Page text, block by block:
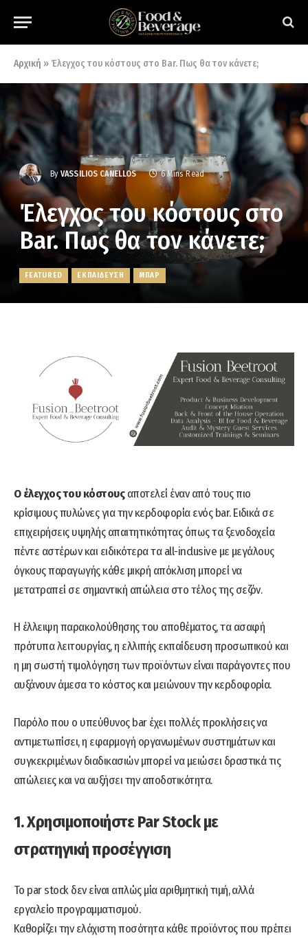
Αρχική » Έλεγχος του κόστους στο Bar. Πως θα τον κάνετε;
By VASSILIOS CANELLOS 6 Mins Read
Έλεγχος του κόστους στο
Bar. Πως θα τον κάνετε;
FEATURED ΕΚΠΑΙΔΕΥΣΗ ΜΠΑΡ
Ο έλεγχος του κόστουςαποτελεί έναν από τους πιο
κρίσιμους πυλώνες για την κερδοφορία ενός bar. Ειδικά σε
επιχειρήσεις υψηλής απαιτητικότητας όπως τα ξενοδοχεία
πέντε αστέρων και ειδικότερα τα all-inclusive με μεγάλους
όγκους παραγωγής κάθε μικρή απόκλιση μπορεί να
μετατραπεί σε σημαντική απώλεια στο τέλος της σεζόν.
Η έλλειψη παρακολούθησης του αποθέματος, τα ασαφή
πρότυπα λειτουργίας, η ελλιπής εκπαίδευση προσωπικού και
η μη σωστή τιμολόγηση των προϊόντων είναι παράγοντες που
αυξάνουν άμεσα το κόστος και μειώνουν την κερδοφορία.
Παρόλο που ο υπεύθυνος bar έχει πολλές προκλήσεις να
αντιμετωπίσει, η εφαρμογή οργανωμένων συστημάτων και
συγκεκριμένων διαδικασιών μπορεί να μειώσει δραστικά τις
απώλειες και να αυξήσει την αποδοτικότητα.
1. Χρησιμοποιήστε Par Stock με
στρατηγική προσέγγιση
Το par stock δεν είναι απλώς μία αριθμητική τιμή, αλλά
εργαλείο προγραμματισμού.
Καθορίζει την ελάχιστη ποσότητα κάθε προϊόντος που πρέπει